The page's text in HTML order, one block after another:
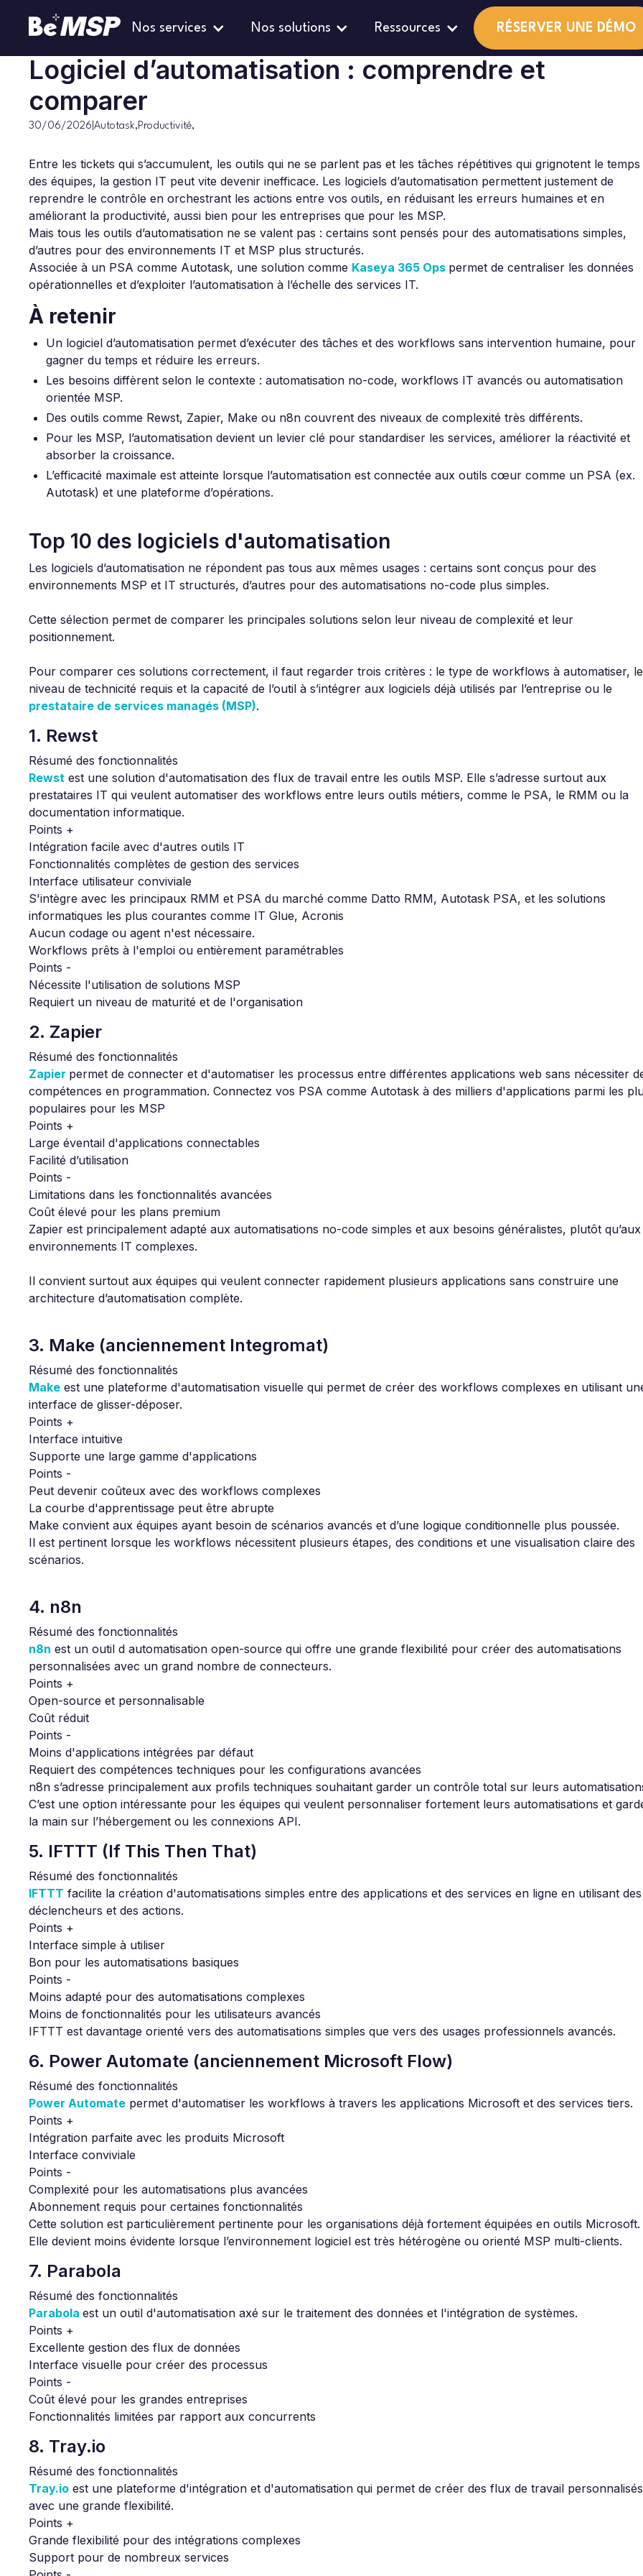
Nos services Nos solutions Ressources RÉSERVER UNE DÉMO
Logiciel d’automatisation : comprendre et
comparer
30/06/2026 Autotask,Productivité,
Entre les tickets qui s’accumulent, les outils qui ne se parlent pas et les tâches répétitives qui grignotent le temps
des équipes, la gestion IT peut vite devenir inefficace. Les logiciels d’automatisation permettent justement de
reprendre le contrôle en orchestrant les actions entre vos outils, en réduisant les erreurs humaines et en
améliorant la productivité, aussi bien pour les entreprises que pour les MSP.
Mais tous les outils d’automatisation ne se valent pas : certains sont pensés pour des automatisations simples,
d’autres pour des environnements IT et MSP plus structurés.
Associée à un PSA comme Autotask, une solution comme Kaseya 365 Ops permet de centraliser les données
opérationnelles et d’exploiter l’automatisation à l’échelle des services IT.
À retenir
Un logiciel d’automatisation permet d’exécuter des tâches et des workflows sans intervention humaine, pour
gagner du temps et réduire les erreurs.
Les besoins diffèrent selon le contexte : automatisation no-code, workflows IT avancés ou automatisation
orientée MSP.
Des outils comme Rewst, Zapier, Make ou n8n couvrent des niveaux de complexité très différents.
Pour les MSP, l’automatisation devient un levier clé pour standardiser les services, améliorer la réactivité et
absorber la croissance.
L’efficacité maximale est atteinte lorsque l’automatisation est connectée aux outils cœur comme un PSA (ex.
Autotask) et une plateforme d’opérations.
Top 10 des logiciels d'automatisation
Les logiciels d’automatisation ne répondent pas tous aux mêmes usages : certains sont conçus pour des
environnements MSP et IT structurés, d’autres pour des automatisations no-code plus simples.
Cette sélection permet de comparer les principales solutions selon leur niveau de complexité et leur
positionnement.
Pour comparer ces solutions correctement, il faut regarder trois critères : le type de workflows à automatiser, le
niveau de technicité requis et la capacité de l’outil à s’intégrer aux logiciels déjà utilisés par l’entreprise ou le
prestataire de services managés (MSP).
1. Rewst
Résumé des fonctionnalités
Rewst est une solution d'automatisation des flux de travail entre les outils MSP. Elle s’adresse surtout aux
prestataires IT qui veulent automatiser des workflows entre leurs outils métiers, comme le PSA, le RMM ou la
documentation informatique.
Points +
Intégration facile avec d'autres outils IT
Fonctionnalités complètes de gestion des services
Interface utilisateur conviviale
S'intègre avec les principaux RMM et PSA du marché comme Datto RMM, Autotask PSA, et les solutions
informatiques les plus courantes comme IT Glue, Acronis
Aucun codage ou agent n'est nécessaire.
Workflows prêts à l'emploi ou entièrement paramétrables
Points -
Nécessite l'utilisation de solutions MSP
Requiert un niveau de maturité et de l'organisation
2. Zapier
Résumé des fonctionnalités
Zapier permet de connecter et d'automatiser les processus entre différentes applications web sans nécessiter
compétences en programmation. Connectez vos PSA comme Autotask à des milliers d'applications parmi les
populaires pour les MSP
Points +
Large éventail d'applications connectables
Facilité d’utilisation
Points -
Limitations dans les fonctionnalités avancées
Coût élevé pour les plans premium
Zapier est principalement adapté aux automatisations no-code simples et aux besoins généralistes, plutôt qu’aux
environnements IT complexes.
Il convient surtout aux équipes qui veulent connecter rapidement plusieurs applications sans construire une
architecture d’automatisation complète.
3. Make (anciennement Integromat)
Résumé des fonctionnalités
Make est une plateforme d'automatisation visuelle qui permet de créer des workflows complexes en utilisant
interface de glisser-déposer.
Points +
Interface intuitive
Supporte une large gamme d'applications
Points -
Peut devenir coûteux avec des workflows complexes
La courbe d'apprentissage peut être abrupte
Make convient aux équipes ayant besoin de scénarios avancés et d’une logique conditionnelle plus poussée.
Il est pertinent lorsque les workflows nécessitent plusieurs étapes, des conditions et une visualisation claire des
scénarios.
4. n8n
Résumé des fonctionnalités
n8n est un outil d automatisation open-source qui offre une grande flexibilité pour créer des automatisations
personnalisées avec un grand nombre de connecteurs.
Points +
Open-source et personnalisable
Coût réduit
Points -
Moins d'applications intégrées par défaut
Requiert des compétences techniques pour les configurations avancées
n8n s’adresse principalement aux profils techniques souhaitant garder un contrôle total sur leurs
C’est une option intéressante pour les équipes qui veulent personnaliser fortement leurs automatisations et
la main sur l’hébergement ou les connexions API.
5. IFTTT (If This Then That)
Résumé des fonctionnalités
IFTTT facilite la création d'automatisations simples entre des applications et des services en ligne en utilisant des
déclencheurs et des actions.
Points +
Interface simple à utiliser
Bon pour les automatisations basiques
Points -
Moins adapté pour des automatisations complexes
Moins de fonctionnalités pour les utilisateurs avancés
IFTTT est davantage orienté vers des automatisations simples que vers des usages professionnels avancés.
6. Power Automate (anciennement Microsoft Flow)
Résumé des fonctionnalités
Power Automate permet d'automatiser les workflows à travers les applications Microsoft et des services tiers.
Points +
Intégration parfaite avec les produits Microsoft
Interface conviviale
Points -
Complexité pour les automatisations plus avancées
Abonnement requis pour certaines fonctionnalités
Cette solution est particulièrement pertinente pour les organisations déjà fortement équipées en outils Microsoft.
Elle devient moins évidente lorsque l’environnement logiciel est très hétérogène ou orienté MSP multi-clients.
7. Parabola
Résumé des fonctionnalités
Parabola est un outil d'automatisation axé sur le traitement des données et l'intégration de systèmes.
Points +
Excellente gestion des flux de données
Interface visuelle pour créer des processus
Points -
Coût élevé pour les grandes entreprises
Fonctionnalités limitées par rapport aux concurrents
8. Tray.io
Résumé des fonctionnalités
Tray.io est une plateforme d'intégration et d'automatisation qui permet de créer des flux de travail personnalisés
avec une grande flexibilité.
Points +
Grande flexibilité pour des intégrations complexes
Support pour de nombreux services